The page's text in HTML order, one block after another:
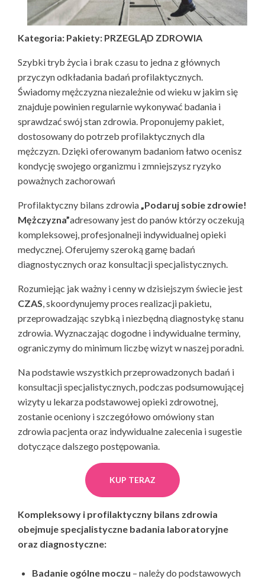
Kategoria: Pakiety: PRZEGLĄD ZDROWIA
Szybki tryb życia i brak czasu to jedna z głównych
przyczyn odkładania badań profilaktycznych.
Świadomy mężczyzna niezależnie od wieku w jakim się
znajduje powinien regularnie wykonywać badania i
sprawdzać swój stan zdrowia. Proponujemy pakiet,
dostosowany do potrzeb profilaktycznych dla
mężczyzn. Dzięki oferowanym badaniom łatwo ocenisz
kondycję swojego organizmu i zmniejszysz ryzyko
poważnych zachorowań
Profilaktyczny bilans zdrowia„Podaruj sobie zdrowie!
Mężczyzna”adresowany jest do panów którzy oczekują
kompleksowej, profesjonalneji indywidualnej opieki
medycznej. Oferujemy szeroką gamę badań
diagnostycznych oraz konsultacji specjalistycznych.
Rozumiejąc jak ważny i cenny w dzisiejszym świecie jest
CZAS, skoordynujemy proces realizacji pakietu,
przeprowadzając szybką i niezbędną diagnostykę stanu
zdrowia. Wyznaczając dogodne i indywidualne terminy,
ograniczymy do minimum liczbę wizyt w naszej poradni.
Na podstawie wszystkich przeprowadzonych badań i
konsultacji specjalistycznych, podczas podsumowującej
wizyty u lekarza podstawowej opieki zdrowotnej,
zostanie oceniony i szczegółowo omówiony stan
zdrowia pacjenta oraz indywidualne zalecenia i sugestie
dotyczące dalszego postępowania.
KUP TERAZ
Kompleksowy i profilaktyczny bilans zdrowia
obejmuje specjalistyczne badania laboratoryjne
oraz diagnostyczne:
Badanie ogólne moczu – należy do podstawowych